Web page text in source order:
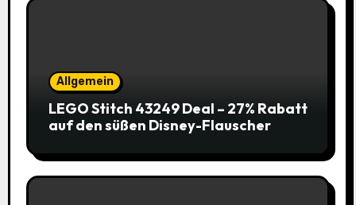
Allgemein
LEGO Stitch 43249 Deal – 27% Rabatt
auf den süßen Disney-Flauscher